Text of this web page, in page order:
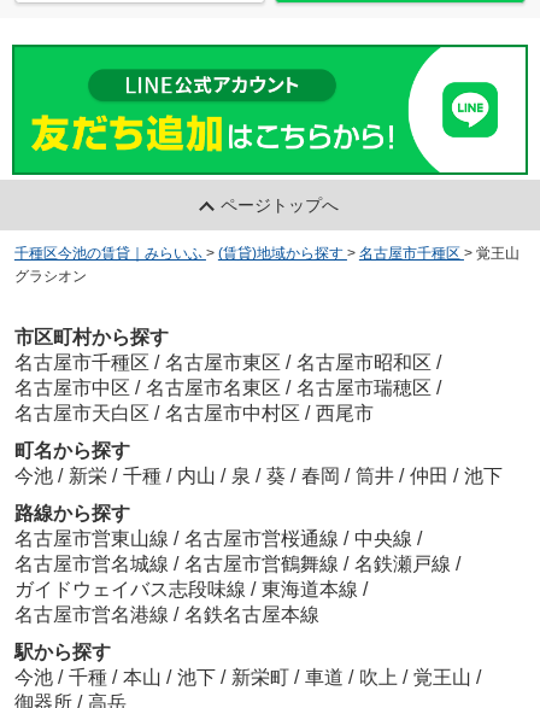
ページトップへ
千種区今池の賃貸｜みらいふ > (賃貸)地域から探す > 名古屋市千種区 > 覚王山
グラシオン
市区町村から探す
名古屋市千種区 / 名古屋市東区 / 名古屋市昭和区 /
名古屋市中区 / 名古屋市名東区 / 名古屋市瑞穂区 /
名古屋市天白区 / 名古屋市中村区 / 西尾市
町名から探す
今池 / 新栄 / 千種 / 内山 / 泉 / 葵 / 春岡 / 筒井 / 仲田 / 池下
路線から探す
名古屋市営東山線 / 名古屋市営桜通線 / 中央線 /
名古屋市営名城線 / 名古屋市営鶴舞線 / 名鉄瀬戸線 /
ガイドウェイバス志段味線 / 東海道本線 /
名古屋市営名港線 / 名鉄名古屋本線
駅から探す
今池 / 千種 / 本山 / 池下 / 新栄町 / 車道 / 吹上 / 覚王山 /
御器所 / 高岳